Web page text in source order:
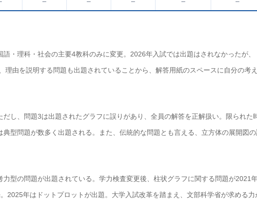
・理科・社会の主要4教科のみに変更。2026年入試では出題はされなかったが、
由を説明する問題も出題されていることから、解答用紙のスペースに自分の考
し、問題3は出題されたグラフに誤りがあり、全員の解答を正解扱い。限られた
型問題が数多く出題される。また、伝統的な問題とも言える、立方体の展開図の
型の問題が出題されている。学力検査変更後、柱状グラフに関する問題が2021
2025年はドットプロットが出題。大学入試改革を踏まえ、文部科学省が求める力